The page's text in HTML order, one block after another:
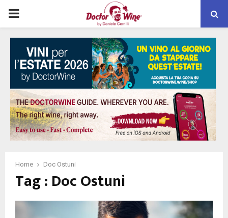
PRIMARY
MENU
Home Doc Ostuni
Tag : Doc Ostuni